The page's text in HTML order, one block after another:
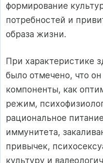
формирование
потребностей и
образа жизни.
При характеристике
было отмечено, что
компоненты, как
режим,
рациональное
иммунитета,
привычек,
культуру и